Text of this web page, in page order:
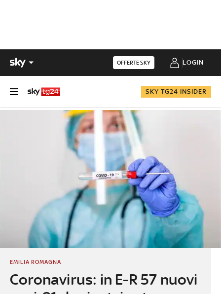
OFFERTE SKY LOGIN
SKY TG24 INSIDER
Coronavirus: in E-R 57 nuovi
EMILIA ROMAGNA